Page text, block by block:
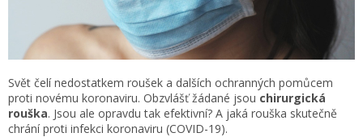
Svět čelí nedostatkem roušek a dalších ochranných pomůcem
proti novému koronaviru. Obzvlášť žádané jsou chirurgická
rouška. Jsou ale opravdu tak efektivní? A jaká rouška skutečně
chrání proti infekci koronaviru (COVID-19).